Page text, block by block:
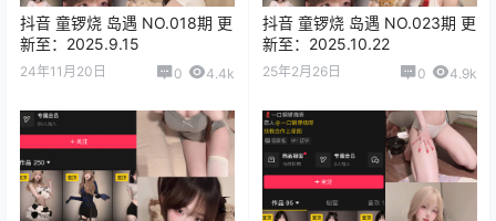
抖音 童锣烧 岛遇 NO.018期 更
新至：2025.9.15
24年11月20日 0 4.4k
抖音 童锣烧 岛遇 NO.023期 更
新至：2025.10.22
25年2月26日 0 4.9k